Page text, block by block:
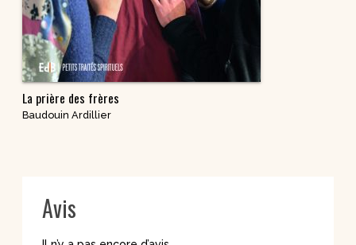
La prière des frères
Baudouin Ardillier
Avis